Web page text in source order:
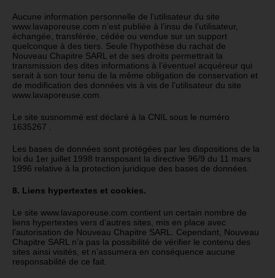
Aucune information personnelle de l’utilisateur du site
www.lavaporeuse.com n’est publiée à l’insu de l’utilisateur,
échangée, transférée, cédée ou vendue sur un support
quelconque à des tiers. Seule l’hypothèse du rachat de
Nouveau Chapitre SARL et de ses droits permettrait la
transmission des dites informations à l’éventuel acquéreur qui
serait à son tour tenu de la même obligation de conservation et
de modification des données vis à vis de l’utilisateur du site
www.lavaporeuse.com.
Le site susnommé est déclaré à la CNIL sous le numéro
1635267 .
Les bases de données sont protégées par les dispositions de la
loi du 1er juillet 1998 transposant la directive 96/9 du 11 mars
1996 relative à la protection juridique des bases de données.
8. Liens hypertextes et cookies.
Le site www.lavaporeuse.com contient un certain nombre de
liens hypertextes vers d’autres sites, mis en place avec
l’autorisation de Nouveau Chapitre SARL. Cependant, Nouveau
Chapitre SARL n’a pas la possibilité de vérifier le contenu des
sites ainsi visités, et n’assumera en conséquence aucune
responsabilité de ce fait.